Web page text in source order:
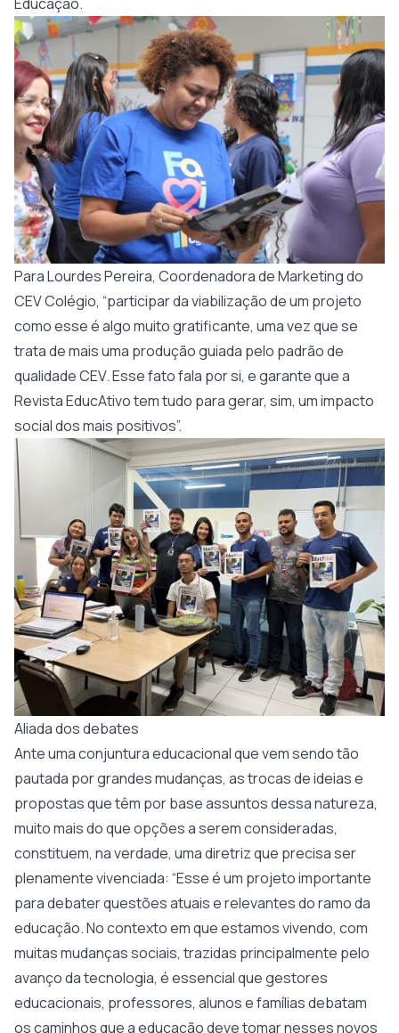
Educação.
Para Lourdes Pereira, Coordenadora de Marketing do
CEV Colégio, “participar da viabilização de um projeto
como esse é algo muito gratificante, uma vez que se
trata de mais uma produção guiada pelo padrão de
qualidade CEV. Esse fato fala por si, e garante que a
Revista EducAtivo tem tudo para gerar, sim, um impacto
social dos mais positivos”.
Aliada dos debates
Ante uma conjuntura educacional que vem sendo tão
pautada por grandes mudanças, as trocas de ideias e
propostas que têm por base assuntos dessa natureza,
muito mais do que opções a serem consideradas,
constituem, na verdade, uma diretriz que precisa ser
plenamente vivenciada: “Esse é um projeto importante
para debater questões atuais e relevantes do ramo da
educação. No contexto em que estamos vivendo, com
muitas mudanças sociais, trazidas principalmente pelo
avanço da tecnologia, é essencial que gestores
educacionais, professores, alunos e famílias debatam
os caminhos que a educação deve tomar nesses novos